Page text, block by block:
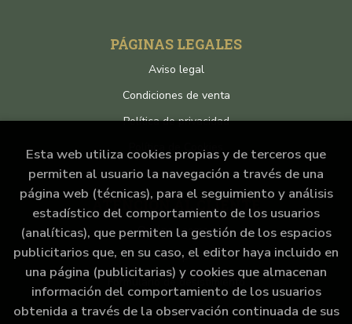
PÁGINAS LEGALES
Aviso legal
Condiciones de venta
Política de privacidad
Política de Cookies
ATENCIÓN AL CLIENTE
Quiénes somos
Pedidos especiales
Formulario de desistimiento
Esta web utiliza cookies propias y de terceros que
permiten al usuario la navegación a través de una
página web (técnicas), para el seguimiento y análisis
estadístico del comportamiento de los usuarios
(analíticas), que permiten la gestión de los espacios
publicitarios que, en su caso, el editor haya incluido en
una página (publicitarias) y cookies que almacenan
información del comportamiento de los usuarios
obtenida a través de la observación continuada de sus